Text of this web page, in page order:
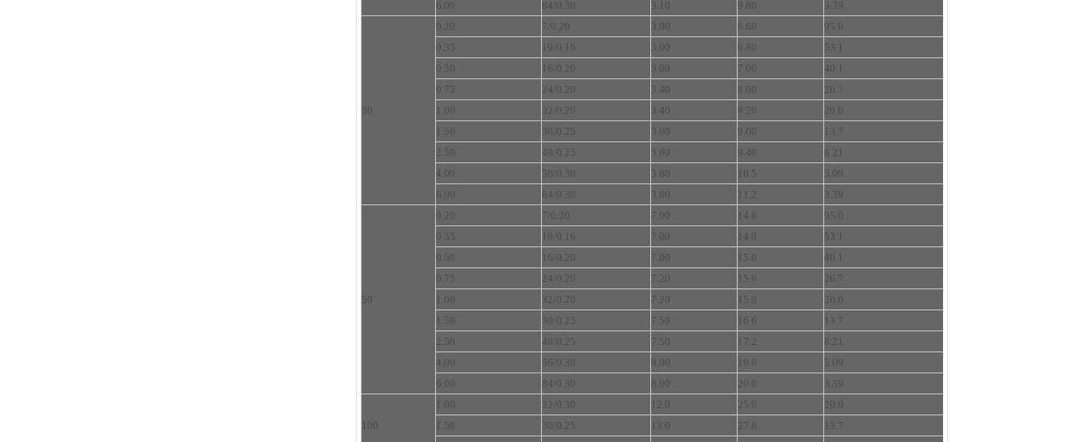
6.00
84/0.30 3.10 9.80 3.39
30
0.20 7/0.20 3.00 6.60
95.0
0.35
19/0.16 3.00 6.80
53.1
0.50
16/0.20 3.00 7.00
40.1
0.75
24/0.20 3.40 8.00
26.7
1.00
32/0.20 3.40 8.20
20.0
1.50
30/0.25 3.60 9.00
13.7
2.50
49/0.25 3.60 9.40
8.21
4.00
56/0.30 3.80 10.5
5.09
6.00
84/0.30 3.80 11.2 3.39
50
0.20 7/0.20 7.00 14.6
95.0
0.35
19/0.16 7.00 14.8
53.1
0.50
16/0.20 7.00 15.0
40.1
0.75
24/0.20 7.20 15.6
26.7
1.00
32/0.20 7.20 15.8
20.0
1.50
30/0.25 7.50 16.6
13.7
2.50
49/0.25 7.50 17.2
8.21
4.00
56/0.30 8.00 19.0
5.09
6.00
84/0.30 8.00 20.0 3.39
100
1.00 32/0.30 12.0 25.0
20.0
1.50
30/0.25 13.0 27.8
13.7